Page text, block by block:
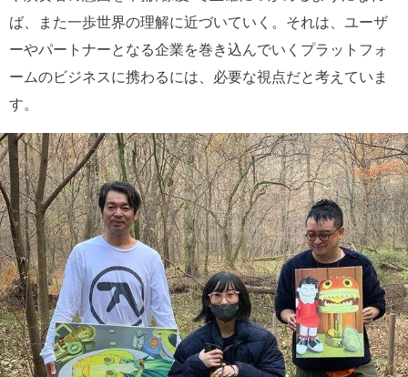
ば、また一歩世界の理解に近づいていく。それは、ユーザ
ーやパートナーとなる企業を巻き込んでいくプラットフォ
ームのビジネスに携わるには、必要な視点だと考えていま
す。